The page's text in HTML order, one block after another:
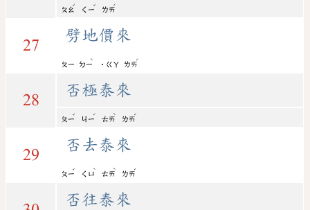
ㄆㄠ
ˇ
ㄑㄧ
ˇ
ㄌㄞ
ˊ
27
劈地價來
ㄆㄧ ㄉㄧ
ˋ
˙ㄍㄚ ㄌㄞ
ˊ
28
否極泰來
ㄆㄧ
ˇ
ㄐㄧ
ˊ
ㄊㄞ
ˋ
ㄌㄞ
ˊ
29
否去泰來
ㄆㄧ
ˇ
ㄑㄩ
ˋ
ㄊㄞ
ˋ
ㄌㄞ
ˊ
否往泰來